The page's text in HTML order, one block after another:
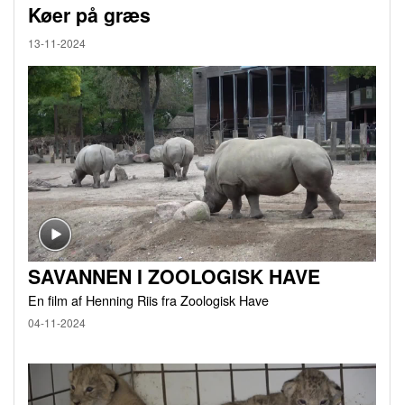
Køer på græs
13-11-2024
SAVANNEN I ZOOLOGISK HAVE
En film af Henning Riis fra Zoologisk Have
04-11-2024